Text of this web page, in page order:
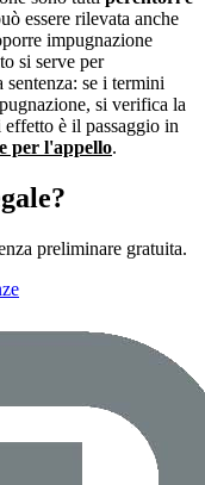
essere rilevata anche
impugnazione
si serve per
se i termini
si verifica la
è il passaggio in
per l'appello.
preliminare gratuita.